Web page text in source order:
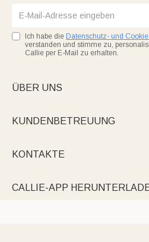
Ich habe die Datenschutz- und
verstanden und stimme zu,
Callie per E-Mail zu erhalten.
ÜBER UNS
KUNDENBETREUUNG
KONTAKTE
CALLIE-APP